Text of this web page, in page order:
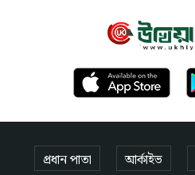
প্রধান পাতা আর্কাইভ